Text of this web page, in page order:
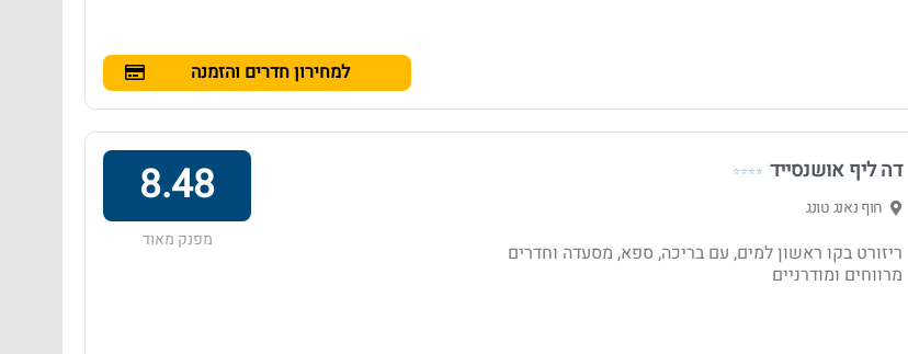
למחירון חדרים והזמנה
דה ליף אושנסייד ⭐⭐⭐⭐
חוף נאנג טונג
ריזורט בקו ראשון למים, עם בריכה, ספא, מסעדה וחדרים
מרווחים ומודרניים
8.48
מפנק מאוד